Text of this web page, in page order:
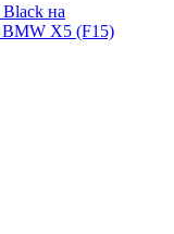
на
BMW X5 (F15)